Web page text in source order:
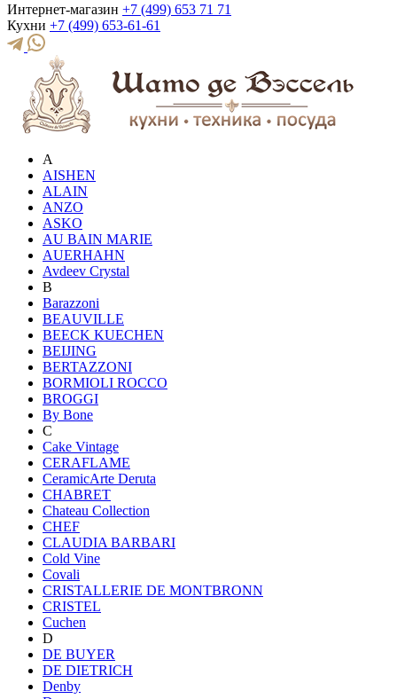
Интернет-магазин +7 (499) 653 71 71
Кухни +7 (499) 653-61-61
A
AISHEN
ALAIN
ANZO
ASKO
AU BAIN MARIE
AUERHAHN
Avdeev Crystal
B
Barazzoni
BEAUVILLE
BEECK KUECHEN
BEIJING
BERTAZZONI
BORMIOLI ROCCO
BROGGI
By Bone
C
Cake Vintage
CERAFLAME
CeramicArte Deruta
CHABRET
Chateau Collection
CHEF
CLAUDIA BARBARI
Cold Vine
Covali
CRISTALLERIE DE MONTBRONN
CRISTEL
Cuchen
D
DE BUYER
DE DIETRICH
Denby